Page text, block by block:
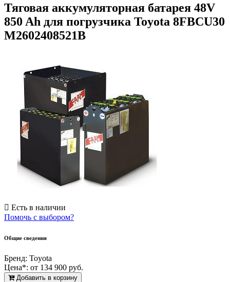
Тяговая аккумуляторная батарея 48V
850 Ah для погрузчика Toyota 8FBCU30
M2602408521B
Есть в наличии
Помочь с выбором?
Общие сведения
Бренд: Toyota
Цена*: от 134 900 руб.
Добавить в корзину